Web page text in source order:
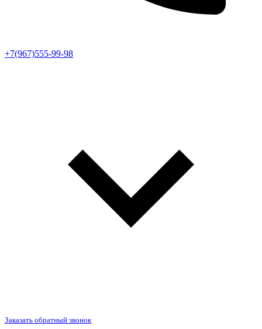
+7(967)555-99-98
Заказать обратный звонок